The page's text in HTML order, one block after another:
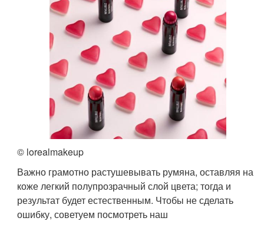
© lorealmakeup
Важно грамотно растушевывать румяна, оставляя на
коже легкий полупрозрачный слой цвета; тогда и
результат будет естественным. Чтобы не сделать
ошибку, советуем посмотреть наш